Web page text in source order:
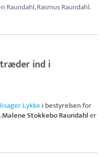
Raundahl, Rasmus Raundahl.
træder ind i
Lykkei bestyrelsen for
Malene Stokkebo Raundahler